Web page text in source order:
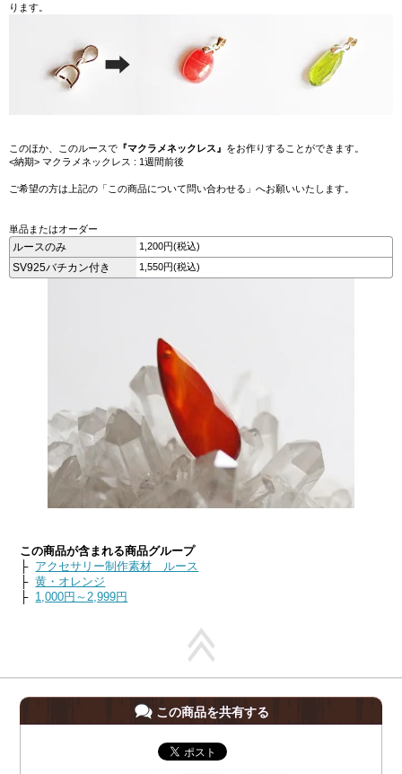
ります。
このほか、このルースで 『マクラメネックレス』 をお作りすることができます。
<納期> マクラメネックレス : 1週間前後
ご希望の方は上記の「この商品について問い合わせる」へお願いいたします。
単品またはオーダー
ルースのみ 1,200円(税込)
SV925バチカン付き 1,550円(税込)
この商品が含まれる商品グループ
├ アクセサリー制作素材 ルース
├黄・オレンジ
├ 1,000円～2,999円
この商品を共有する